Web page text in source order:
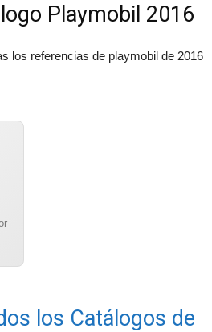
Playmobil 2016
los referencias de playmobil de 2016
los Catálogos de